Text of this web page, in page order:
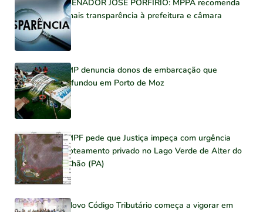
SENADOR JOSÉ PORFÍRIO: MPPA recomenda
mais transparência à prefeitura e câmara
MP denuncia donos de embarcação que
afundou em Porto de Moz
MPF pede que Justiça impeça com urgência
loteamento privado no Lago Verde de Alter do
Chão (PA)
Novo Código Tributário começa a vigorar em